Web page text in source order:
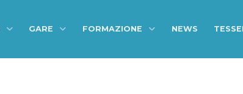
GARE FORMAZIONE NEWS